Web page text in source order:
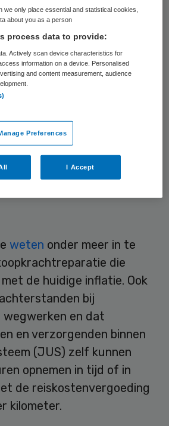
CNV, NU’91) en de
van Ziekenhuizen
hun voorstellen
huidige cao loopt op 31
gemaakt voor het
Op vrijdag
de cao-partijen
weten onder meer in te
die
de huidige inflatie. Ook
bij
wegwerken en dat
en verzorgenden binnen
(JUS) zelf kunnen
opnemen in tijd of in
de reiskostenvergoeding
kilometer.
we only place essential and statistical cookies,
about you as a person
process data to provide:
Actively scan device characteristics for
information on a device. Personalised
and content measurement, audience
Preferences
I Accept